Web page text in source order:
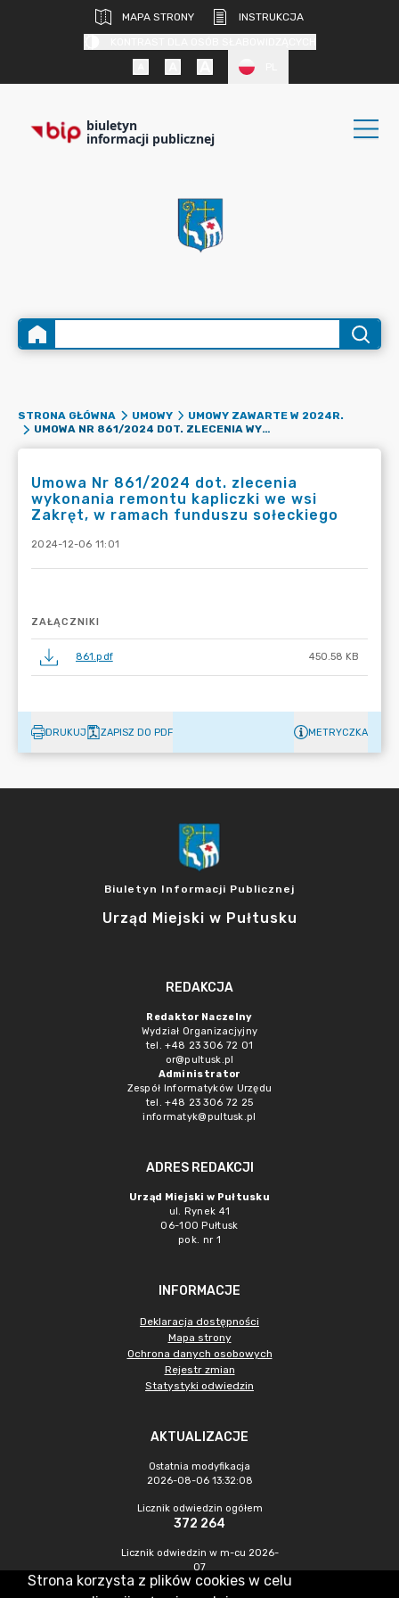
MAPA STRONY
INSTRUKCJA
biuletyn
informacji publicznej
STRONA GŁÓWNA UMOWY
UMOWY ZAWARTE W 2024R.
UMOWA NR 861/2024 DOT. ZLECENIA WYKONANIA REMONTU KAPLICZKI WE WSI ZAKRĘT, W RAMACH FUNDUSZU SOŁECKIEGO
Umowa Nr 861/2024 dot. zlecenia
wykonania remontu kapliczki we wsi
Zakręt, w ramach funduszu sołeckiego
2024-12-06 11:01
ZAŁĄCZNIKI
861.pdf 450.58 KB
DRUKUJ ZAPISZ DO PDF METRYCZKA
Biuletyn Informacji Publicznej
Urząd Miejski w Pułtusku
REDAKCJA
Redaktor Naczelny
Wydział Organizacjyjny
tel. +48 23 306 72 01
or@pultusk.pl
Administrator
Zespół Informatyków Urzędu
tel. +48 23 306 72 25
informatyk@pultusk.pl
ADRES REDAKCJI
Urząd Miejski w Pułtusku
ul. Rynek 41
06-100 Pułtusk
pok. nr 1
INFORMACJE
Deklaracja dostępności
Mapa strony
Ochrona danych osobowych
Rejestr zmian
Statystyki odwiedzin
AKTUALIZACJE
Ostatnia modyfikacja
2026-08-06 13:32:08
Licznik odwiedzin ogółem
372 264
Licznik odwiedzin w m-cu 2026-
07
968
Strona korzysta z plików cookies w celu